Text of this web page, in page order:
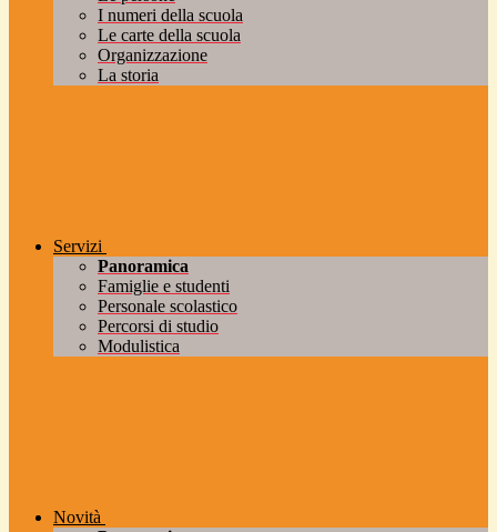
I numeri della scuola
Le carte della scuola
Organizzazione
La storia
Servizi
Panoramica
Famiglie e studenti
Personale scolastico
Percorsi di studio
Modulistica
Novità